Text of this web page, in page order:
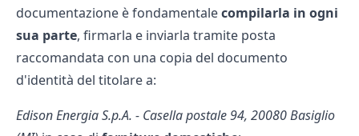
documentazione è fondamentalecompilarla in ogni
sua parte, firmarla e inviarla tramite posta
raccomandata con una copia del documento
d'identità del titolare a:
Edison Energia S.p.A. - Casella postale 94, 20080 Basiglio